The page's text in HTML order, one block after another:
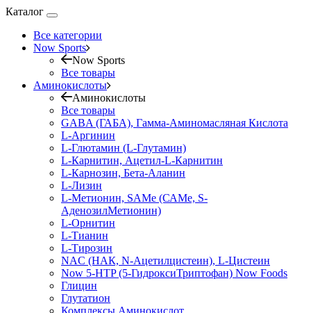
Каталог
Все категории
Now Sports
Now Sports
Все товары
Аминокислоты
Аминокислоты
Все товары
GABA (ГАБА), Гамма-Аминомасляная Кислота
L-Аргинин
L-Глютамин (L-Глутамин)
L-Карнитин, Ацетил-L-Карнитин
L-Карнозин, Бета-Аланин
L-Лизин
L-Метионин, SAMe (САМе, S-
АденозилМетионин)
L-Орнитин
L-Тианин
L-Тирозин
NAC (НАК, N-Ацетилцистеин), L-Цистеин
Now 5-HTP (5-ГидроксиТриптофан) Now Foods
Глицин
Глутатион
Комплексы Аминокислот